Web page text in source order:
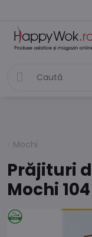
Mochi
Prăjituri
Mochi